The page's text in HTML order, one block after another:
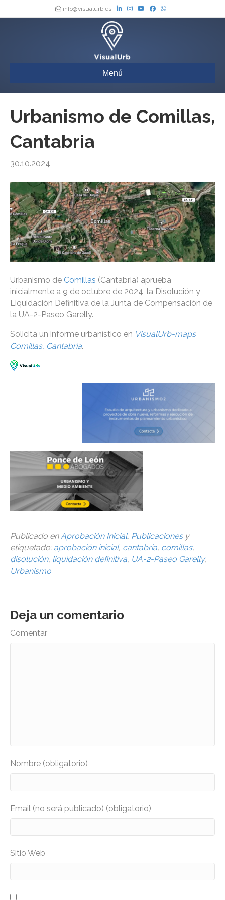
info@visualurb.es
Menú
Urbanismo de Comillas,
Cantabria
30.10.2024
Urbanismo de Comillas (Cantabria) aprueba
inicialmente a 9 de octubre de 2024, la Disolución y
Liquidación Definitiva de la Junta de Compensación de
la UA-2-Paseo Garelly.
Solicita un informe urbanístico en VisualUrb-maps
Comillas, Cantabria.
Publicado enAprobación Inicial, Publicacionesy
etiquetado: aprobación inicial, cantabria, comillas,
disolución, liquidación definitiva, UA-2-Paseo Garelly,
Urbanismo
Deja un comentario
Comentar
Nombre (obligatorio)
Email (no será publicado) (obligatorio)
Sitio Web